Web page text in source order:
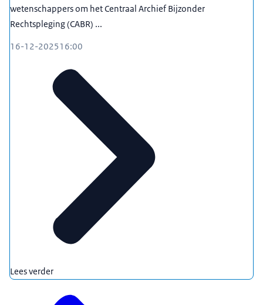
wetenschappers om het Centraal Archief Bijzonder
Rechtspleging (CABR) ...
16-12-202516:00
Lees verder